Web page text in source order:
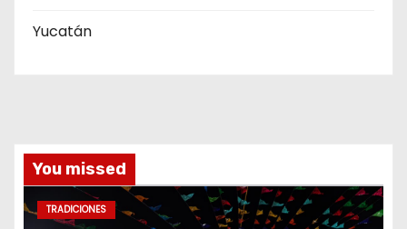
Yucatán
You missed
TRADICIONES